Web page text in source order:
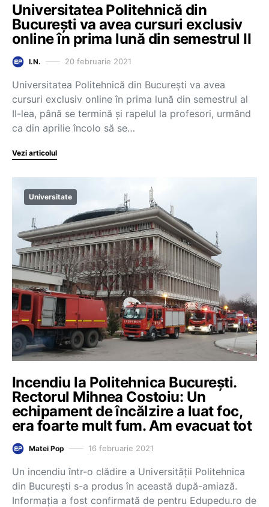
Universitatea Politehnică din
București va avea cursuri exclusiv
online în prima lună din semestrul II
I.N. 20 februarie 2021
Universitatea Politehnică din București va avea
cursuri exclusiv online în prima lună din semestrul al
II-lea, până se termină și rapelul la profesori, urmând
ca din aprilie încolo să se…
Vezi articolul
Universitate
Incendiu la Politehnica București.
Rectorul Mihnea Costoiu: Un
echipament de încălzire a luat foc,
era foarte mult fum. Am evacuat tot
Matei Pop 16 februarie 2021
Un incendiu într-o clădire a Universității Politehnica
din București s-a produs în această după-amiază.
Informația a fost confirmată de pentru Edupedu.ro de